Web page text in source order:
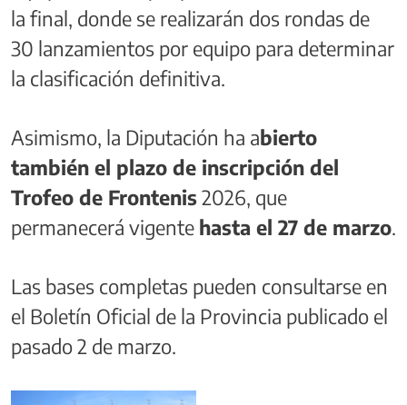
la final, donde se realizarán dos rondas de
30 lanzamientos por equipo para determinar
la clasificación definitiva.
Asimismo, la Diputación ha abierto
también el plazo de inscripción del
Trofeo de Frontenis2026, que
permanecerá vigente hasta el 27 de marzo.
Las bases completas pueden consultarse en
el Boletín Oficial de la Provincia publicado el
pasado 2 de marzo.